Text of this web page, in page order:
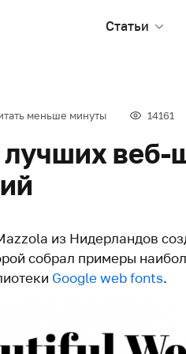
Статьи
меньше минуты 14161
лучших веб-
из Нидерландов
собрал примеры
Google web fonts.